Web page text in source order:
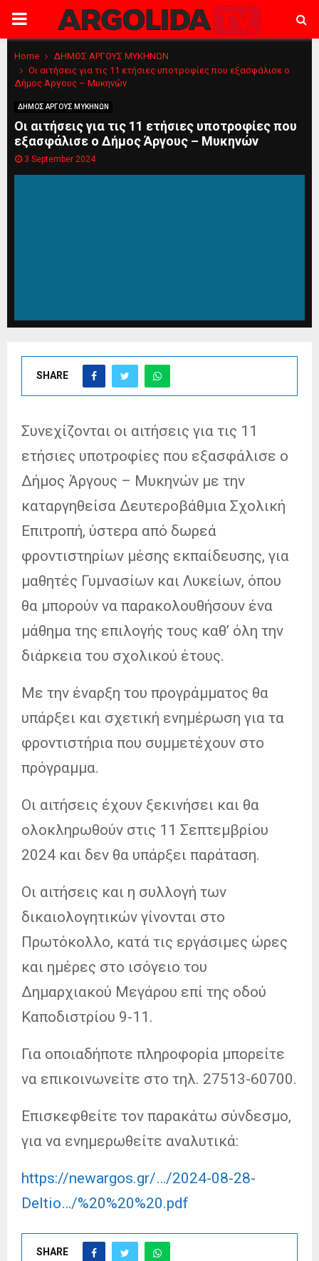
PRIMARY
MENU
Home
ΔΗΜΟΣ ΑΡΓΟΥΣ ΜΥΚΗΝΩΝ
Oι αιτήσεις για τις 11 ετήσιες υποτροφίες που εξασφάλισε ο
Δήμος Άργους – Μυκηνών
ΔΗΜΟΣ ΑΡΓΟΥΣ ΜΥΚΗΝΩΝ
Oι αιτήσεις για τις 11 ετήσιες υποτροφίες που
εξασφάλισε ο Δήμος Άργους – Μυκηνών
3 September 2024
SHARE
Συνεχίζονται οι αιτήσεις για τις 11
ετήσιες υποτροφίες που εξασφάλισε ο
Δήμος Άργους – Μυκηνών με την
καταργηθείσα Δευτεροβάθμια Σχολική
Επιτροπή, ύστερα από δωρεά
φροντιστηρίων μέσης εκπαίδευσης, για
μαθητές Γυμνασίων και Λυκείων, όπου
θα μπορούν να παρακολουθήσουν ένα
μάθημα της επιλογής τους καθ’ όλη την
διάρκεια του σχολικού έτους.
Με την έναρξη του προγράμματος θα
υπάρξει και σχετική ενημέρωση για τα
φροντιστήρια που συμμετέχουν στο
πρόγραμμα.
Οι αιτήσεις έχουν ξεκινήσει και θα
ολοκληρωθούν στις 11 Σεπτεμβρίου
2024 και δεν θα υπάρξει παράταση.
Οι αιτήσεις και η συλλογή των
δικαιολογητικών γίνονται στο
Πρωτόκολλο, κατά τις εργάσιμες ώρες
και ημέρες στο ισόγειο του
Δημαρχιακού Μεγάρου επί της οδού
Καποδιστρίου 9-11.
Για οποιαδήποτε πληροφορία μπορείτε
να επικοινωνείτε στο τηλ. 27513-60700.
Επισκεφθείτε τον παρακάτω σύνδεσμο,
για να ενημερωθείτε αναλυτικά:
https://newargos.gr/…/2024-08-28-
Deltio…/%20%20%20.pdf
SHARE